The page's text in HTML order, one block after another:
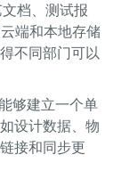
档、测试报
端和本地存储
不同部门可以
够建立一个单
设计数据、物
接和同步更